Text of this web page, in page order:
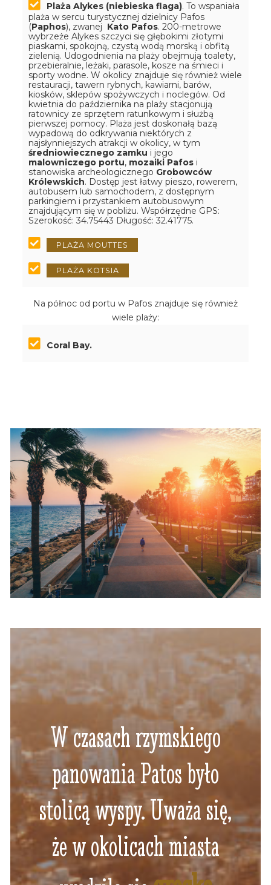
Plaża Alykes (niebieska flaga). To wspaniała
plaża w sercu turystycznej dzielnicy Pafos
(Paphos), zwanej Kato Pafos. 200-metrowe
wybrzeże Alykes szczyci się głębokimi złotymi
piaskami, spokojną, czystą wodą morską i obfitą
zielenią. Udogodnienia na plaży obejmują toalety,
przebieralnie, leżaki, parasole, kosze na śmieci i
sporty wodne. W okolicy znajduje się również wiele
restauracji, tawern rybnych, kawiarni, barów,
kiosków, sklepów spożywczych i noclegów. Od
kwietnia do października na plaży stacjonują
ratownicy ze sprzętem ratunkowym i służbą
pierwszej pomocy. Plaża jest doskonałą bazą
wypadową do odkrywania niektórych z
najsłynniejszych atrakcji w okolicy, w tym
średniowiecznego zamku i jego
malowniczego portu, mozaiki Pafos i
stanowiska archeologicznego Grobowców
Królewskich. Dostęp jest łatwy pieszo, rowerem,
autobusem lub samochodem, z dostępnym
parkingiem i przystankiem autobusowym
znajdującym się w pobliżu. Współrzędne GPS:
Szerokość: 34.75443 Długość: 32.41775.
PLAŻA MOUTTES
PLAŻA KOTSIA
Na północ od portu w Pafos znajduje się również
wiele plaży:
Coral Bay.
W czasach rzymskiego
panowania Patos było
stolicą wyspy. Uważa się,
że w okolicach miasta